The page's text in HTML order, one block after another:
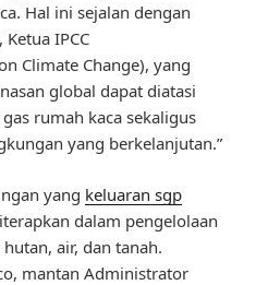
Hal ini sejalan dengan
IPCC
Climate Change), yang
global dapat diatasi
rumah kaca sekaligus
yang berkelanjutan.”
yang keluaran sgp
dalam pengelolaan
air, dan tanah.
mantan Administrator